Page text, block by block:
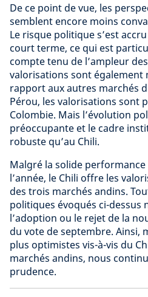
De ce point de vue, les
semblent encore moins
Le risque politique s’est
court terme, ce qui est
compte tenu de l’ampleur
valorisations sont également
rapport aux autres marchés
Pérou, les valorisations sont
Colombie. Mais l’évolution
préoccupante et le cadre
robuste qu’au Chili.
Malgré la solide
l’année, le Chili offre les
des trois marchés andins.
politiques évoqués ci-dessus
l’adoption ou le rejet de la
du vote de septembre. Ainsi,
plus optimistes vis-à-vis du
marchés andins, nous
prudence.